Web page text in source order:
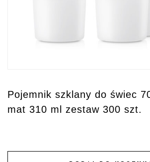
Pojemnik szklany do świec
mat 310 ml zestaw 300 szt.